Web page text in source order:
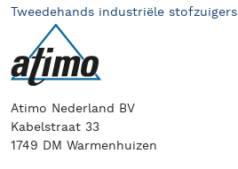
Tweedehands industriële stofzuigers
Atimo Nederland BV
Kabelstraat 33
1749 DM Warmenhuizen